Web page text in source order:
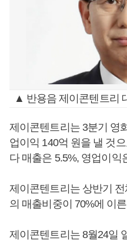
▲ 반용음 제이콘텐트리
제이콘텐트리는 3분기 영
업이익 140억 원을 낼 것
다 매출은 5.5%, 영업이익
제이콘텐트리는 상반기
의 매출비중이 70%에 이
제이콘텐트리는 8월24일